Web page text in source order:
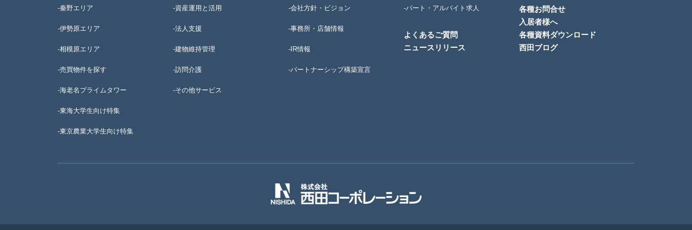
-秦野エリア
-伊勢原エリア
-相模原エリア
-売買物件を探す
-海老名プライムタワー
-東海大学生向け特集
-東京農業大学生向け特集
-資産運用と活用
-法人支援
-建物維持管理
-訪問介護
-その他サービス
-会社方針・ビジョン
-事務所・店舗情報
-IR情報
-パートナーシップ構築宣言
-パート・アルバイト求人
各種お問合せ
入居者様へ
よくあるご質問
各種資料ダウンロード
ニュースリリース
西田ブログ